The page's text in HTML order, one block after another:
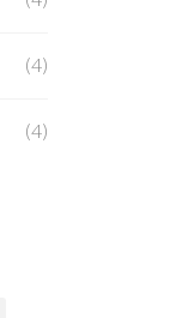
(4)
(4)